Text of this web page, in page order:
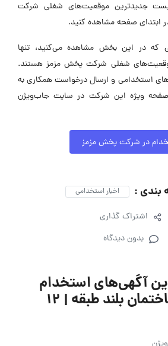
جدیدترین موقعیت‌های شغلی شرکت
ابتدای صفحه مشاهده کنید.
که در این بخش مشاهده می‌کنید، تنها
شغلی شرکت پخش مزمز هستند.
استخدامی و ارسال درخواست همکاری به
ویژه این شرکت در سایت جاب‌ویژن
در شرکت پخش مزمز
بندی : اخبار استخدامی
اشتراک گذاری
بدون دیدگاه
آگهی‌های استخدام
شرکت راه و ساختمان بلند طبقه | ۱۲